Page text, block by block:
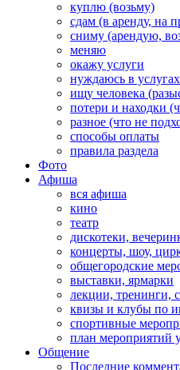
куплю (возьму)
сдам (в аренду, на
сниму (арендую,
меняю
окажу услуги
нуждаюсь в
ищу человека
потери и находки
разное (что не
способы оплаты
правила раздела
Фото
Афиша
вся афиша
кино
театр
дискотеки,
концерты, шоу,
общегородские
выставки, ярмарки
лекции, тренинги,
квизы и клубы по
спортивные
план мероприятий
Общение
Последние